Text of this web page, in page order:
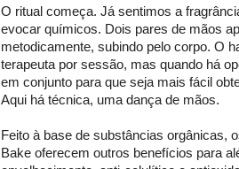
O ritual começa. Já sentimos a
evocar químicos. Dois pares de mãos
metodicamente, subindo pelo corpo. O
terapeuta por sessão, mas quando há
em conjunto para que seja mais fácil
Aqui há técnica, uma dança de mãos.
Feito à base de substâncias orgânicas,
Bake oferecem outros benefícios para